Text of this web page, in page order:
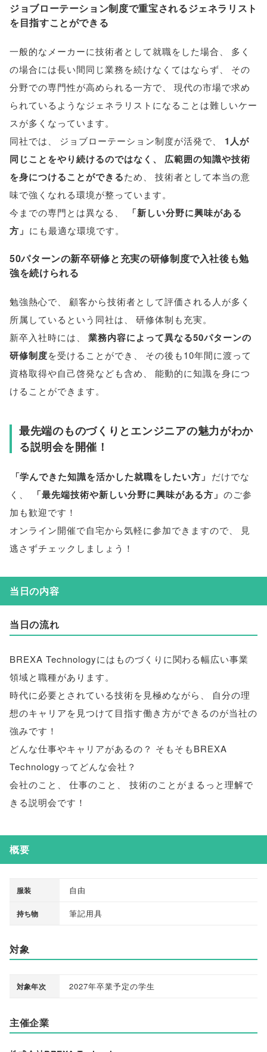
ジョブローテーション制度で重宝されるジェネラリスト
を目指すことができる
一般的なメーカーに技術者として就職をした場合
多く
の場合には長い間同じ業務を続けなくてはならず
その
分野での専門性が高められる一方で
現代の市場で求め
られているようなジェネラリストになることは難しいケー
スが多くなっています。
同社では
ジョブローテーション制度が活発で
1人が
同じことをやり続けるのではなく 、
広範囲の知識や技術
を身につけることができるため
技術者として本当の意
味で強くなれる環境が整っています。
今までの専門とは異なる
「新しい分野に興味がある
方 」 にも最適な環境です。
50パターンの新卒研修と充実の研修制度で入社後も勉
強を続けられる
勉強熱心で、
顧客から技術者として評価される人が多く
所属しているという同社は、 研修体制も充実。
新卒入社時には、
業務内容によって異なる50パターンの
研修制度を受けることができ 、
その後も10年間に渡って
資格取得や自己啓発なども含め、
能動的に知識を身につ
けることができます。
最先端のものづくりとエンジニアの魅力がわか
る説明会を開催！
「学んできた知識を活かした就職をしたい方 」 だけでな
く 、 「最先端技術や新しい分野に興味がある方 」 のご参
加も歓迎です！
オンライン開催で自宅から気軽に参加できますので、
見
逃さずチェックしましょう！
当日の内容
当日の流れ
BREXA Technologyにはものづくりに関わる幅広い事業
領域と職種があります。
時代に必要とされている技術を見極めながら
自分の理
想のキャリアを見つけて目指す働き方ができるのが当社の
強みです！
どんな仕事やキャリアがあるの？ そもそもBREXA
Technologyってどんな会社？
会社のこと
仕事のこと
技術のことがまるっと理解で
きる説明会です！
概要
服装 自由
持ち物 筆記用具
対象
対象年次 2027年卒業予定の学生
主催企業